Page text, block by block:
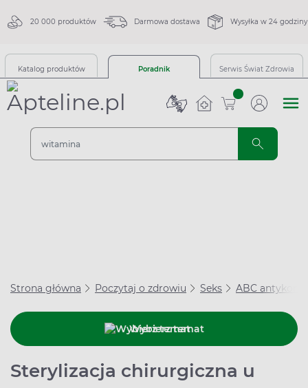
20 000 produktów Darmowa dostawa Wysyłka w 24 godziny
Katalog produktów Poradnik Serwis Świat Zdrowia
sztuk
Strona główna Poczytaj o zdrowiu Seks ABC
Wybierz temat
Sterylizacja chirurgiczna u